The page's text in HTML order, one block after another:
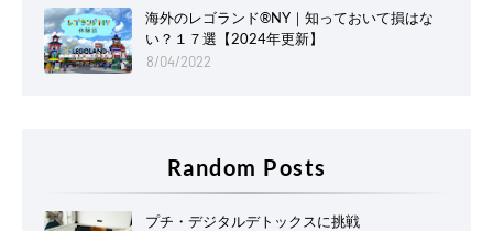
海外のレゴランド®NY｜知っておいて損はな
い？１７選【2024年更新】
8/04/2022
Random Posts
プチ・デジタルデトックスに挑戦